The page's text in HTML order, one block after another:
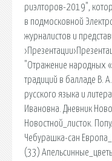
риэлторов-2019",
в подмосковной
журналистов и
"Отражение народных
традиций в балладе В.
русского языка и
Ивановна. Дневник
Новостной_листок.
Чебурашка-сан
(33)